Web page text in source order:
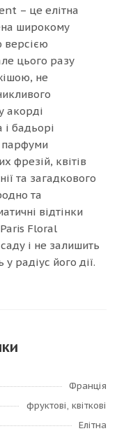
– ​​це елітна
​​широкому
версією
цього разу
не
акорді
і бадьорі
парфуми
фрезій, квітів
та загадкового
та
відтінки
Floral
і не залишить
радіус його дії.
Франція
фруктові, квіткові
Елітна